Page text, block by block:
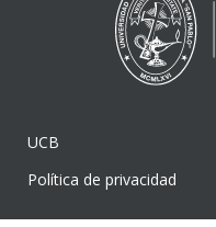
UCB
Política de privacidad